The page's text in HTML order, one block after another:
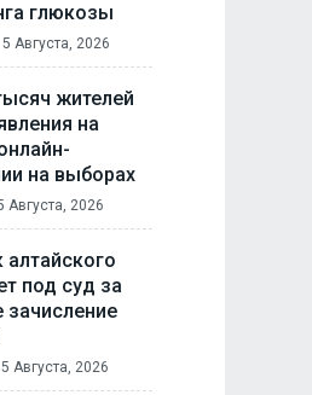
глюкозы
5 Августа, 2026
жителей
на
на выборах
Августа, 2026
алтайского
под суд за
зачисление
5 Августа, 2026